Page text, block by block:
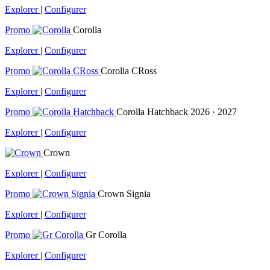
Explorer | Configurer
Promo
Corolla
Explorer | Configurer
Promo
Corolla CRoss
Explorer | Configurer
Promo
Corolla Hatchback 2026 · 2027
Explorer | Configurer
Crown
Explorer | Configurer
Promo
Crown Signia
Explorer | Configurer
Promo
Gr Corolla
Explorer | Configurer